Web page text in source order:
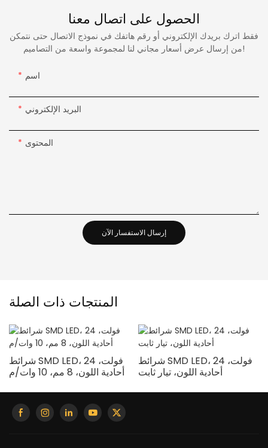
الحصول على اتصال معنا
فقط اترك بريدك الإلكتروني أو رقم هاتفك في نموذج الاتصال حتى نتمكن
من إرسال عرض أسعار مجاني لنا لمجموعة واسعة من التصاميم!
اسم
البريد الإلكتروني
المحتوى
إرسال الاستفسار الآن
المنتجات ذات الصلة
شرائط SMD LED، 24 فولت،
أحادية اللون، 8 مم، 10 وات/م
شرائط SMD LED، 24 فولت،
أحادية اللون، تيار ثابت